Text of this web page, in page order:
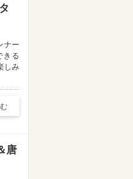
ナー
きる
しみ
唐